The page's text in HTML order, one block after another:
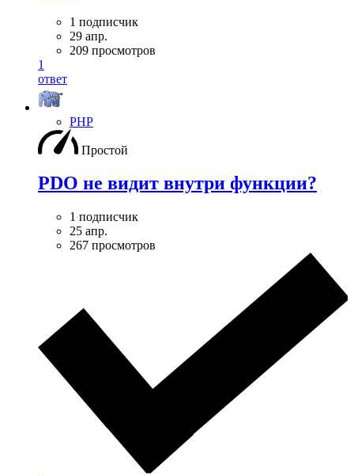
1 подписчик
29 апр.
209 просмотров
1
ответ
PHP
Простой
PDO не видит внутри функции?
1 подписчик
25 апр.
267 просмотров